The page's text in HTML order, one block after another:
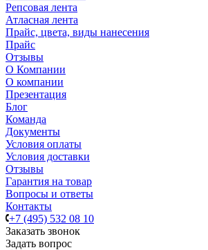
Репсовая лента
Атласная лента
Прайс, цвета, виды нанесения
Прайс
Отзывы
О Компании
О компании
Презентация
Блог
Команда
Документы
Условия оплаты
Условия доставки
Отзывы
Гарантия на товар
Вопросы и ответы
Контакты
+7 (495) 532 08 10
Заказать звонок
Задать вопрос